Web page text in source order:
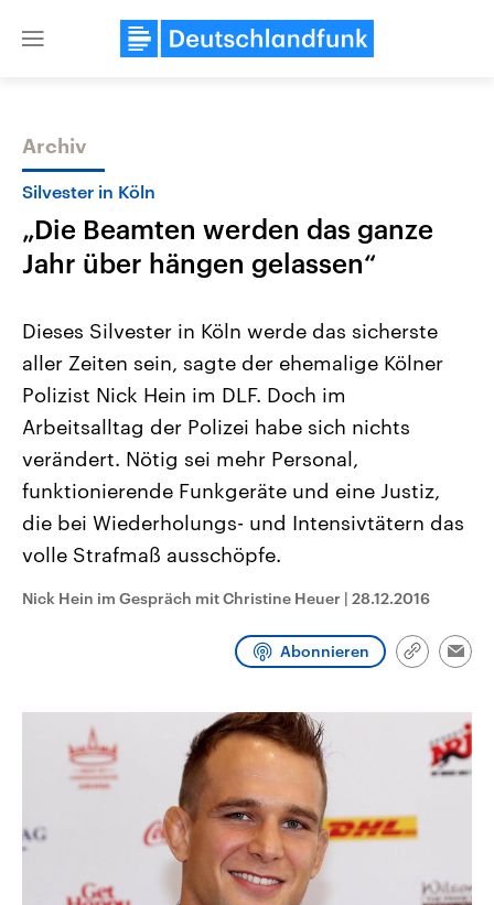
Close
Themen
Landtagswahl Sachsen-Anhalt
2026
Alle Informationen
Sachsen-Anhalt wählt am 6.
September 2026 einen neuen
Landtag. Seit 2021 wird das
Bundesland von einer Koalition aus
Umfragen, Prognosen,
Wahlprogramme, aktuelle Berichte
und Hintergründe zu den Parteien
Wahl.
USA
Aktuelle Beiträge,
Hintergründe
Wirtschaftlich und
gehören die Vereinigten
den mächtigsten Ländern
mit großem Einfluss auf
Sendungen Programm Podcasts
Archiv
Silvester in Köln
„Die Beamten werden das ganze
Jahr über hängen gelassen“
Dieses Silvester in Köln werde das sicherste
aller Zeiten sein, sagte der ehemalige Kölner
Polizist Nick Hein im DLF. Doch im
Arbeitsalltag der Polizei habe sich nichts
verändert. Nötig sei mehr Personal,
funktionierende Funkgeräte und eine Justiz,
die bei Wiederholungs- und Intensivtätern das
volle Strafmaß ausschöpfe.
Nick Hein im Gespräch mit Christine Heuer | 28.12.2016
Abonnieren
Link